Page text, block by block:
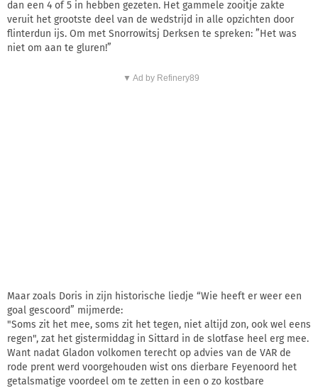
dan een 4 of 5 in hebben gezeten. Het gammele zooitje zakte
veruit het grootste deel van de wedstrijd in alle opzichten door
flinterdun ijs. Om met Snorrowitsj Derksen te spreken: ”Het was
niet om aan te gluren!”
▼ Ad by Refinery89
Maar zoals Doris in zijn historische liedje “Wie heeft er weer een
goal gescoord” mijmerde:
"Soms zit het mee, soms zit het tegen, niet altijd zon, ook wel eens
regen", zat het gistermiddag in Sittard in de slotfase heel erg mee.
Want nadat Gladon volkomen terecht op advies van de VAR de
rode prent werd voorgehouden wist ons dierbare Feyenoord het
getalsmatige voordeel om te zetten in een o zo kostbare